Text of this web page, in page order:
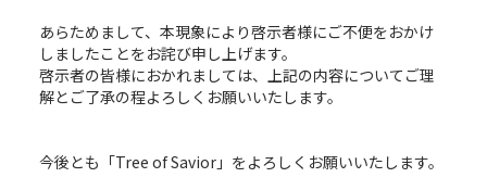
あらためまして、本現象により啓示者様にご不便をおかけ
しましたことをお詫び申し上げます。
啓示者の皆様におかれましては、上記の内容についてご理
解とご了承の程よろしくお願いいたします。
今後とも「Tree of Savior」をよろしくお願いいたします。